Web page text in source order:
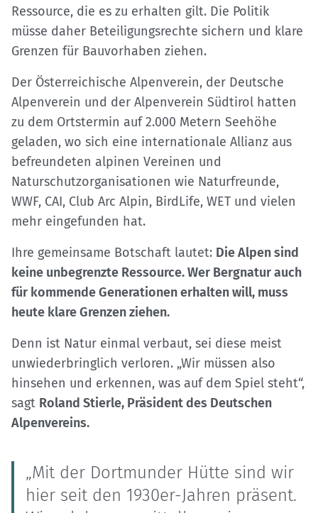
Ressource, die es zu erhalten gilt. Die Politik
müsse daher Beteiligungsrechte sichern und klare
Grenzen für Bauvorhaben ziehen.
Der Österreichische Alpenverein, der Deutsche
Alpenverein und der Alpenverein Südtirol hatten
zu dem Ortstermin auf 2.000 Metern Seehöhe
geladen, wo sich eine internationale Allianz aus
befreundeten alpinen Vereinen und
Naturschutzorganisationen wie Naturfreunde,
WWF, CAI, Club Arc Alpin, BirdLife, WET und vielen
mehr eingefunden hat.
Ihre gemeinsame Botschaft lautet: Die Alpen sind
keine unbegrenzte Ressource. Wer Bergnatur auch
für kommende Generationen erhalten will, muss
heute klare Grenzen ziehen.
Denn ist Natur einmal verbaut, sei diese meist
unwiederbringlich verloren. „Wir müssen also
hinsehen und erkennen, was auf dem Spiel steht“,
sagt Roland Stierle, Präsident des Deutschen
Alpenvereins.
„Mit der Dortmunder Hütte sind wir
hier seit den 1930er-Jahren präsent.